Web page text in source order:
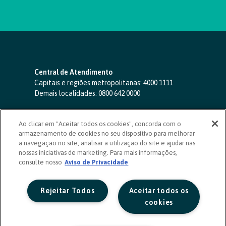
Central de Atendimento
Capitais e regiões metropolitanas: 4000 1111
Demais localidades: 0800 642 0000
SAC 24 horas-0800 724 4420
Ouvidoria
0800 725 0996
(de segunda a sexta, das 8h às 20h)
ouvidoriasicoob.com.br
Deficientes auditivos ou de fala
Ao clicar em "Aceitar todos os cookies", concorda com o
armazenamento de cookies no seu dispositivo para melhorar
a navegação no site, analisar a utilização do site e ajudar nas
nossas iniciativas de marketing. Para mais informações,
consulte nosso Aviso de Privacidade
Aceitar todos os
cookies
Rejeitar Todos